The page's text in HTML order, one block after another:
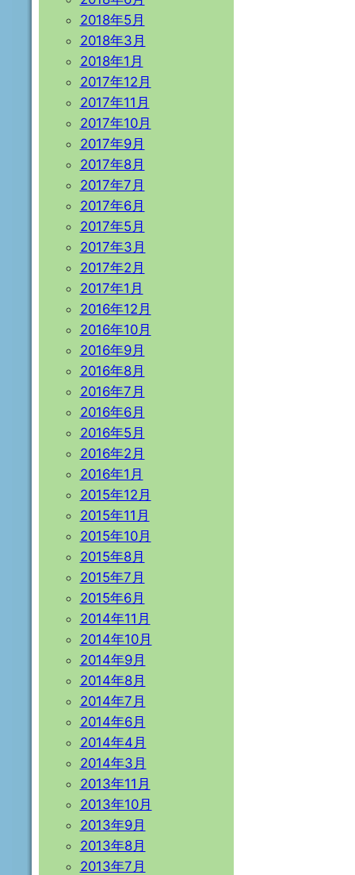
2018年5月
2018年3月
2018年1月
2017年12月
2017年11月
2017年10月
2017年9月
2017年8月
2017年7月
2017年6月
2017年5月
2017年3月
2017年2月
2017年1月
2016年12月
2016年10月
2016年9月
2016年8月
2016年7月
2016年6月
2016年5月
2016年2月
2016年1月
2015年12月
2015年11月
2015年10月
2015年8月
2015年7月
2015年6月
2014年11月
2014年10月
2014年9月
2014年8月
2014年7月
2014年6月
2014年4月
2014年3月
2013年11月
2013年10月
2013年9月
2013年8月
2013年7月